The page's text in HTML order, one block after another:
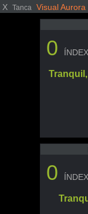
X Tanca
Visual
0
0